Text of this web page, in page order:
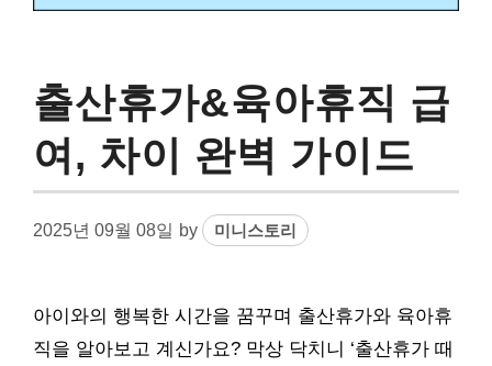
출산휴가&육아휴직 급
여, 차이 완벽 가이드
2025년 09월 08일 by 미니스토리
아이와의 행복한 시간을 꿈꾸며 출산휴가와 육아휴
직을 알아보고 계신가요? 막상 닥치니 ‘출산휴가 때